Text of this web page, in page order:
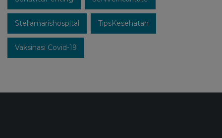
Stellamarishospital TipsKesehatan
Vaksinasi Covid-19